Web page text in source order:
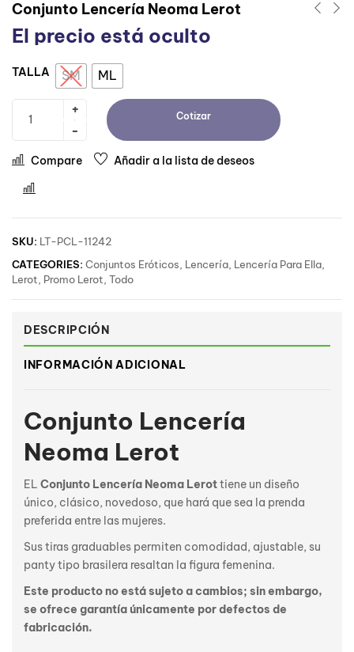
Conjunto Lencería Neoma Lerot
El precio está oculto
TALLA SM ML
Cotizar
Compare Añadir a la lista de deseos
SKU: LT-PCL-11242
CATEGORIES: Conjuntos Eróticos Lencería Lencería Para Ella
Lerot Promo Lerot Todo
DESCRIPCIÓN
INFORMACIÓN ADICIONAL
Conjunto Lencería
Neoma Lerot
EL Conjunto Lencería Neoma Lerottiene un diseño
único, clásico, novedoso, que hará que sea la prenda
preferida entre las mujeres.
Sus tiras graduables permiten comodidad, ajustable, su
panty tipo brasilera resaltan la figura femenina.
Este producto no está sujeto a cambios; sin embargo,
se ofrece garantía únicamente por defectos de
fabricación.